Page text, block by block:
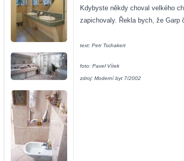
Kdybyste někdy choval velkého
zapichovaly. Řekla bych, že Garp
text: Petr Tschakert
foto: Pavel Vítek
zdroj: Moderní byt 7/2002